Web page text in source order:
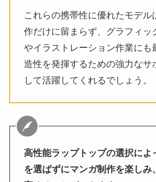
これらの携帯性に優れたモデル
作だけに留まらず、グラフィッ
やイラストレーション作業にも
造性を発揮するための強力なサ
して活躍してくれるでしょう。
高性能ラップトップの選択によ
を選ばずにマンガ制作を楽しみ